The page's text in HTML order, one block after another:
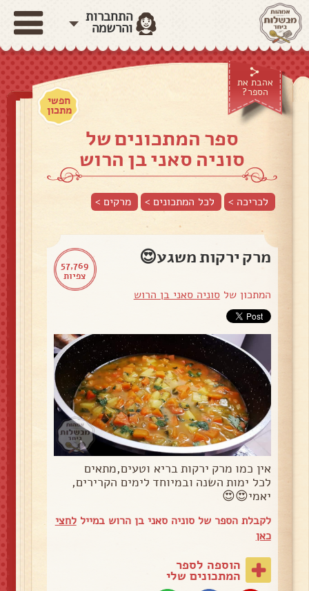
התחברות
והרשמה
אהבת את
הספר?
חפשי
מתכון
ספר המתכונים של
סוניה סאני בן הרוש
לכריכה > לכל המתכונים > מרקים>
57,769
צפיות
מרק ירקות משגע😍
המתכון שלסוניה סאני בן הרוש
אין כמו מרק ירקות בריא וטעים,מתאים
לכל ימות השנה ובמיוחד לימים הקרירים,
יאמי😍😍
לקבלת הספר של סוניה סאני בן הרוש במייללחצי
כאן
הוספה לספר
המתכונים שלי